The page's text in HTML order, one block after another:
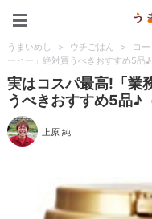
うまいめし > ウチごはん > コ
ーヒー」絶対買うべきおすすめ5品♪
実はコスパ最高!「業
うべきおすすめ5品♪
上原 純